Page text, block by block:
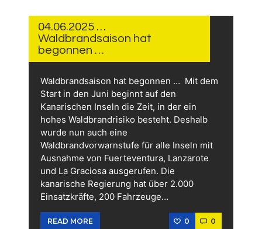
04.06.2025 …
Waldbrandsaison hat
begonnen …
Waldbrandsaison hat begonnen … Mit dem
Start in den Juni beginnt auf den
Kanarischen Inseln die Zeit, in der ein
hohes Waldbrandrisiko besteht. Deshalb
wurde nun auch eine
Waldbrandvorwarnstufe für alle Inseln mit
Ausnahme von Fuerteventura, Lanzarote
und La Graciosa ausgerufen. Die
kanarische Regierung hat über 2.000
Einsatzkräfte, 200 Fahrzeuge…
READ MORE 0 0